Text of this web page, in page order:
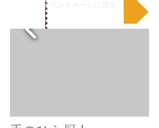
イベントページに戻る